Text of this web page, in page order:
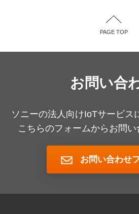
PAGE TOP
お問い合
ソニーの法人向けIoTサービス
こちらのフォームからお問い
お問い合わせ